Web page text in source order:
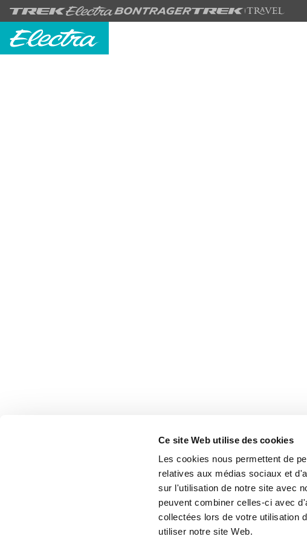
Ce site Web utilise des cookies
Les cookies nous permettent de
relatives aux médias sociaux et
sur l'utilisation de notre site avec
peuvent combiner celles-ci avec
collectées lors de votre utilisation
utiliser notre site Web.